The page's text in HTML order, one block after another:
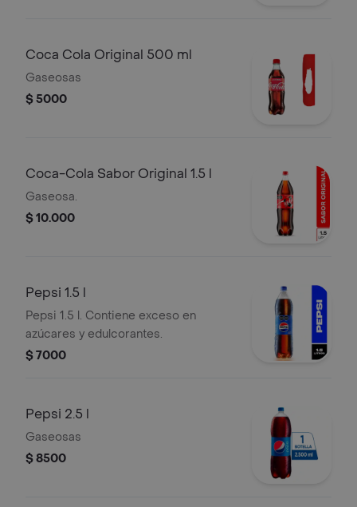
Coca Cola Original 500 ml
Gaseosas
$ 5000
Coca-Cola Sabor Original 1.5 l
Gaseosa.
$ 10.000
Pepsi 1.5 l
Pepsi 1.5 l. Contiene exceso en
azúcares y edulcorantes.
$ 7000
Pepsi 2.5 l
Gaseosas
$ 8500